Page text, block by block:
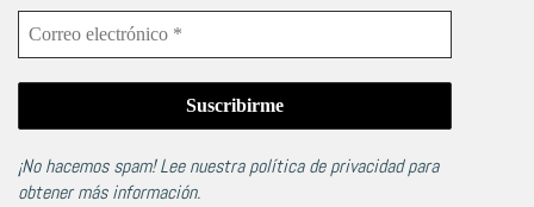
¡No hacemos spam! Lee nuestrapolítica de privacidadpara
obtener más información.